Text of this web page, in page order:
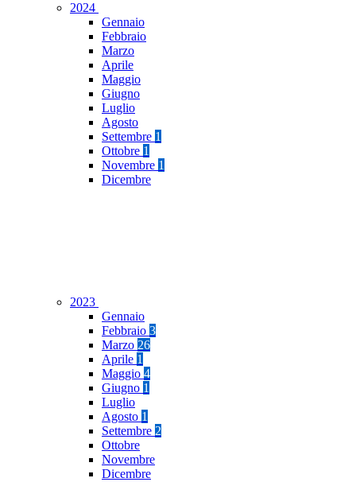
2024
Gennaio
Febbraio
Marzo
Aprile
Maggio
Giugno
Luglio
Agosto
Settembre 1
Ottobre 1
Novembre 1
Dicembre
2023
Gennaio
Febbraio 3
Marzo 26
Aprile 1
Maggio 4
Giugno 1
Luglio
Agosto 1
Settembre 2
Ottobre
Novembre
Dicembre